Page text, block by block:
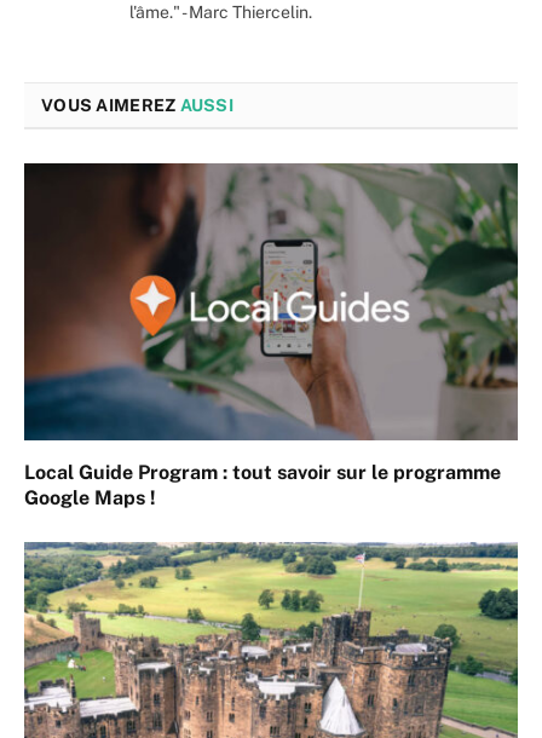
l'âme." - Marc Thiercelin.
VOUS AIMEREZ AUSSI
Local Guide Program : tout savoir sur le programme
Google Maps !